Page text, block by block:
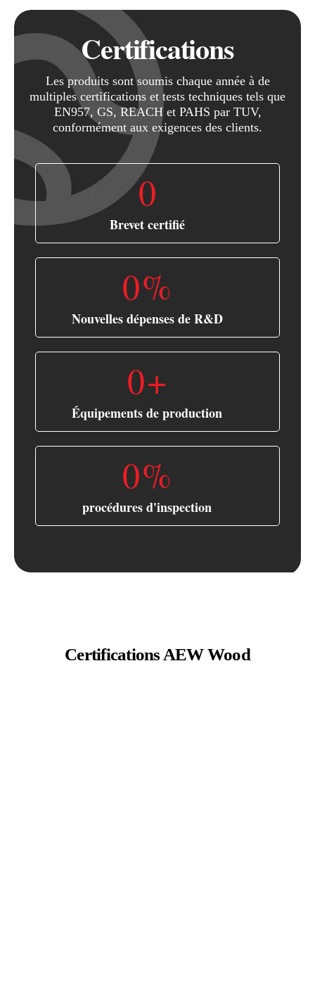
Certifications
Les produits sont soumis chaque année à de
multiples certifications et tests techniques tels que
EN957, GS, REACH et PAHS par TUV,
conformément aux exigences des clients.
Brevet certifié
0
Nouvelles dépenses de R&D
0%
Équipements de production
0+
procédures d'inspection
0%
Certifications AEW Wood